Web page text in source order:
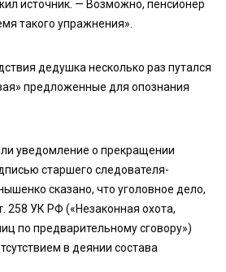
источник. — Возможно, пенсионер
такого упражнения».
дедушка несколько раз путался
предложенные для опознания
уведомление о прекращении
старшего следователя-
сказано, что уголовное дело,
258 УК РФ («Незаконная охота,
по предварительному сговору»)
в деянии состава